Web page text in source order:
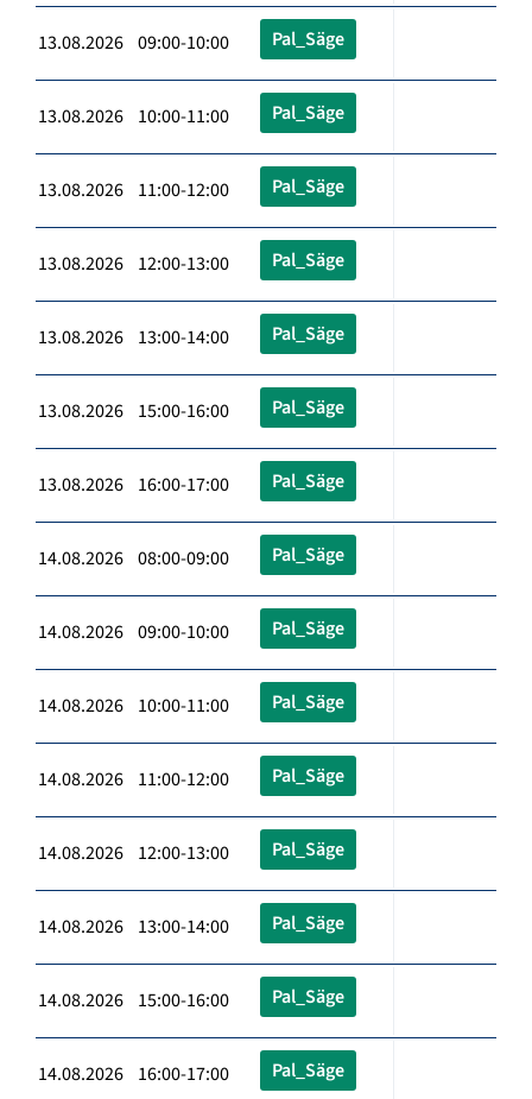
13.08.2026 09:00-10:00 Pal_Säge
13.08.2026 10:00-11:00 Pal_Säge
13.08.2026 11:00-12:00 Pal_Säge
13.08.2026 12:00-13:00 Pal_Säge
13.08.2026 13:00-14:00 Pal_Säge
13.08.2026 15:00-16:00 Pal_Säge
13.08.2026 16:00-17:00 Pal_Säge
14.08.2026 08:00-09:00 Pal_Säge
14.08.2026 09:00-10:00 Pal_Säge
14.08.2026 10:00-11:00 Pal_Säge
14.08.2026 11:00-12:00 Pal_Säge
14.08.2026 12:00-13:00 Pal_Säge
14.08.2026 13:00-14:00 Pal_Säge
14.08.2026 15:00-16:00 Pal_Säge
14.08.2026 16:00-17:00 Pal_Säge